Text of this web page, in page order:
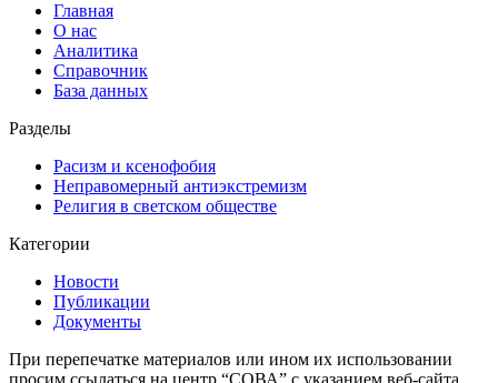
Главная
О нас
Аналитика
Справочник
База данных
Разделы
Расизм и ксенофобия
Неправомерный антиэкстремизм
Религия в светском обществе
Категории
Новости
Публикации
Документы
При перепечатке материалов или ином их использовании